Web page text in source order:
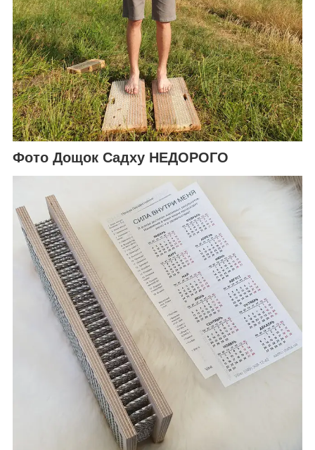
Фото Дощок Садху НЕДОРОГО